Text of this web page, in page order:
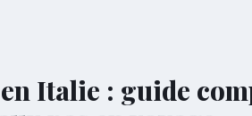
Italie : guide